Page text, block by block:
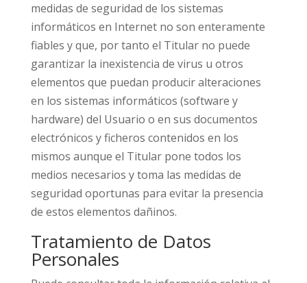
medidas de seguridad de los sistemas
informáticos en Internet no son enteramente
fiables y que, por tanto el Titular no puede
garantizar la inexistencia de virus u otros
elementos que puedan producir alteraciones
en los sistemas informáticos (software y
hardware) del Usuario o en sus documentos
electrónicos y ficheros contenidos en los
mismos aunque el Titular pone todos los
medios necesarios y toma las medidas de
seguridad oportunas para evitar la presencia
de estos elementos dañinos.
Tratamiento de Datos
Personales